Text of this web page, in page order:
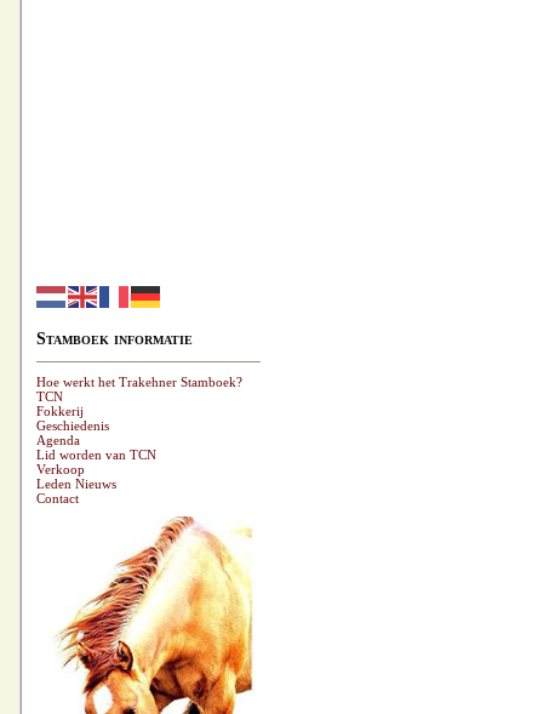
Stamboek informatie
Hoe werkt het Trakehner Stamboek?
TCN
Fokkerij
Geschiedenis
Agenda
Lid worden van TCN
Verkoop
Leden Nieuws
Contact